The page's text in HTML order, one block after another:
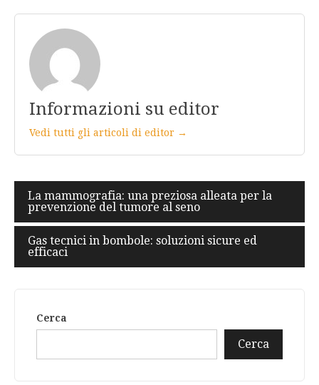
Informazioni su editor
Vedi tutti gli articoli di editor →
Navigazione
articoli
La mammografia: una preziosa alleata per la
prevenzione del tumore al seno
Gas tecnici in bombole: soluzioni sicure ed
efficaci
Cerca
Cerca